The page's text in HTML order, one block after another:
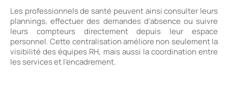
Les professionnels de santé peuvent ainsi consulter leurs
plannings, effectuer des demandes d’absence ou suivre
leurs compteurs directement depuis leur espace
personnel. Cette centralisation améliore non seulement la
visibilité des équipes RH, mais aussi la coordination entre
les services et l’encadrement.